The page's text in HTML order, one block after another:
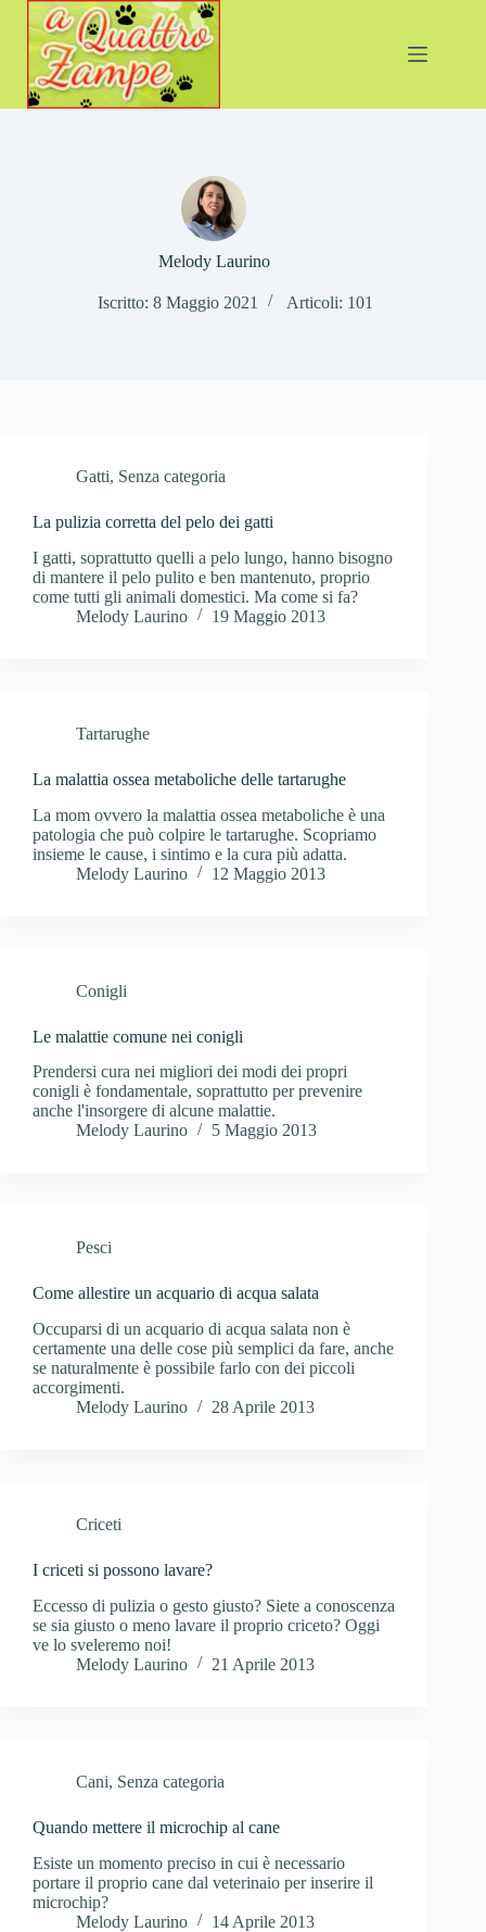
Salta
contenuto
Melody Laurino
Iscritto: 8 Maggio 2021 Articoli: 101
Gatti, Senza categoria
La pulizia corretta del pelo dei gatti
I gatti, soprattutto quelli a pelo lungo, hanno bisogno
di mantere il pelo pulito e ben mantenuto, proprio
come tutti gli animali domestici. Ma come si fa?
Melody Laurino
19 Maggio 2013
Tartarughe
La malattia ossea metaboliche delle tartarughe
La mom ovvero la malattia ossea metaboliche è una
patologia che può colpire le tartarughe. Scopriamo
insieme le cause, i sintimo e la cura più adatta.
Melody Laurino
12 Maggio 2013
Conigli
Le malattie comune nei conigli
Prendersi cura nei migliori dei modi dei propri
conigli è fondamentale, soprattutto per prevenire
anche l'insorgere di alcune malattie.
Melody Laurino
5 Maggio 2013
Pesci
Come allestire un acquario di acqua salata
Occuparsi di un acquario di acqua salata non è
certamente una delle cose più semplici da fare, anche
se naturalmente è possibile farlo con dei piccoli
accorgimenti.
Melody Laurino
28 Aprile 2013
Criceti
I criceti si possono lavare?
Eccesso di pulizia o gesto giusto? Siete a conoscenza
se sia giusto o meno lavare il proprio criceto? Oggi
ve lo sveleremo noi!
Melody Laurino
21 Aprile 2013
Cani, Senza categoria
Quando mettere il microchip al cane
Esiste un momento preciso in cui è necessario
portare il proprio cane dal veterinaio per inserire il
microchip?
Melody Laurino
14 Aprile 2013